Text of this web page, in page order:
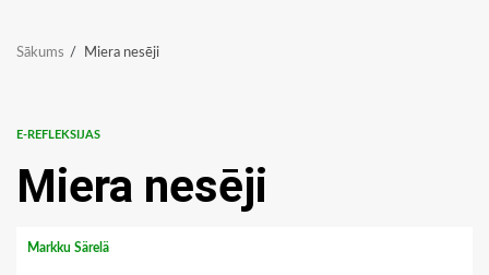
Sākums Miera nesēji
E-REFLEKSIJAS
Miera nesēji
Markku Särelä